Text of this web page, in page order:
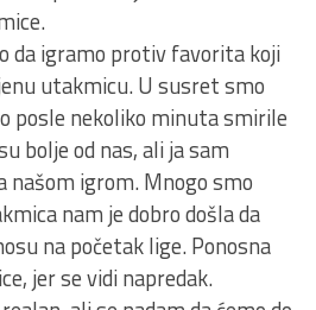
da igramo protiv favorita koji
utakmicu. U susret smo
posle nekoliko minuta smirile
bolje od nas, ali ja sam
našom igrom. Mnogo smo
nam je dobro došla da
na početak lige. Ponosna
jer se vidi napredak.